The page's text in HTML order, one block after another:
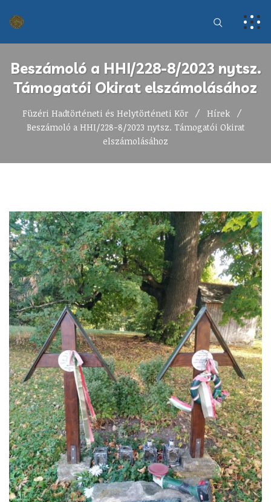
Beszámoló a HHI/228-8/2023 nytsz.
Támogatói Okirat elszámolásához
Füzéri Hadtörténeti és Helytörténeti Kör
Hírek
Beszámoló a HHI/228-8/2023 nytsz. Támogatói Okirat
elszámolásához